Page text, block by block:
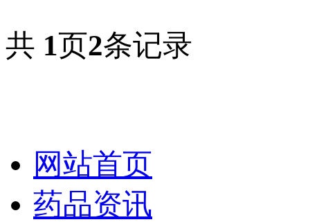
共 1页2条记录
网站首页
药品资讯